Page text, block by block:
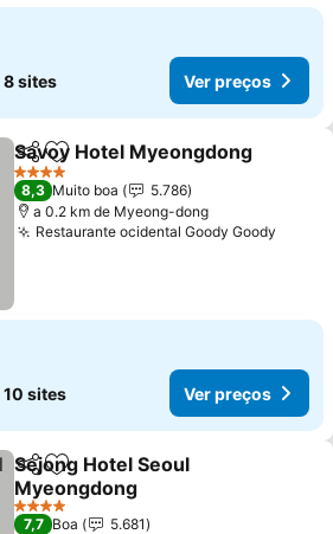
8 sites Ver preços
PartilharAdicionar aos favoritos
Savoy Hotel Myeongdong
4 Estrelas
8,3 Muito boa
5.786
a 0.2 km de Myeong-dong
Restaurante ocidental Goody Goody
10 sites Ver preços
PartilharAdicionar aos favoritos
Sejong Hotel Seoul
Myeongdong
4 Estrelas
7,7 Boa
5.681